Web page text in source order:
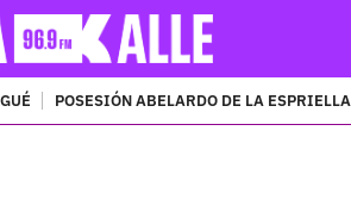
POSESIÓN ABELARDO DE LA ESPRIELLA